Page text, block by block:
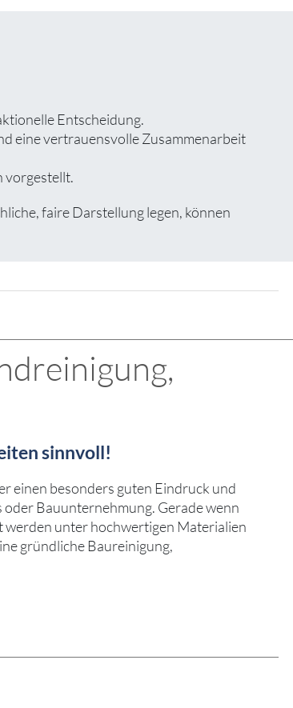
Entscheidung.
eine vertrauensvolle Zusammenarbeit
vorgestellt.
faire Darstellung legen, können
sinnvoll!
einen besonders guten Eindruck und
Bauunternehmung. Gerade wenn
werden unter hochwertigen Materialien
gründliche Baureinigung,